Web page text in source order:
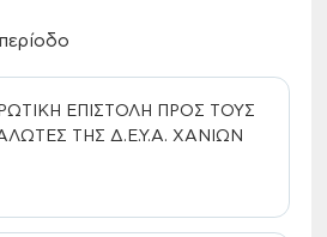
ΕΠΙΣΤΟΛΗ ΠΡΟΣ ΤΟΥΣ
ΤΗΣ Δ.Ε.Υ.Α. ΧΑΝΙΩΝ